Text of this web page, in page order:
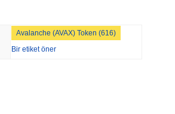
2027'ye Kayarken
Avalanche (AVAX) Token (616)
Bir etiket öner